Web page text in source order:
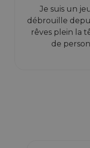
Je suis un
débrouille
rêves plein la
de